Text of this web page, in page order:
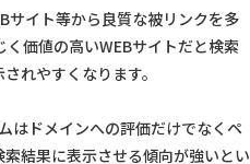
サイト等から良質な被リンクを多
価値の高いWEBサイトだと検索
れやすくなります。
はドメインへの評価だけでなくペ
結果に表示させる傾向が強いとい